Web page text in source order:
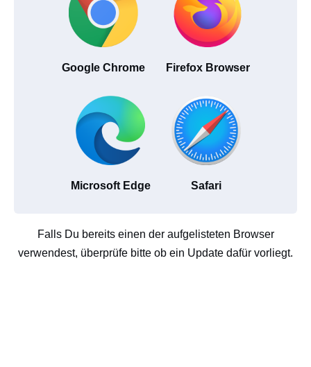
Google Chrome Firefox Browser
Microsoft Edge Safari
Falls Du bereits einen der aufgelisteten Browser
verwendest, überprüfe bitte ob ein Update dafür vorliegt.